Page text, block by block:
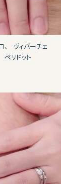
、 ヴィバーチェ
ペリドット